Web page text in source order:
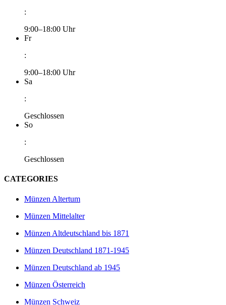
:
9:00–18:00 Uhr
Fr
:
9:00–18:00 Uhr
Sa
:
Geschlossen
So
:
Geschlossen
CATEGORIES
Münzen Altertum
Münzen Mittelalter
Münzen Altdeutschland bis 1871
Münzen Deutschland 1871-1945
Münzen Deutschland ab 1945
Münzen Österreich
Münzen Schweiz